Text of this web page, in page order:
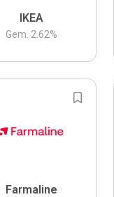
IKEA
Gem. 2.62%
Farmaline